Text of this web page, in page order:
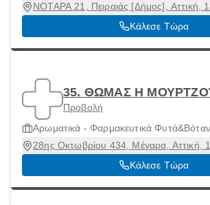
ΝΟΤΑΡΑ 21, Πειραιάς [Δήμος], Αττική,
Κάλεσε Τώρα
35. ΘΩΜΑΣ Η
Προβολή
Αρωματικά - Φαρμακευτικά
28ης Οκτωβρίου 434, Μέγαρα, Αττική,
Κάλεσε Τώρα